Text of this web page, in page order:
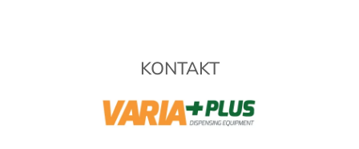
KONTAKT